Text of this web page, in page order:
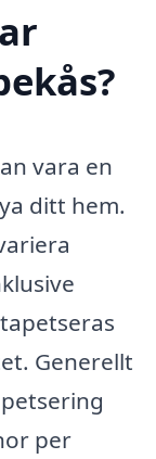
vara en
ditt hem.
Generellt
per